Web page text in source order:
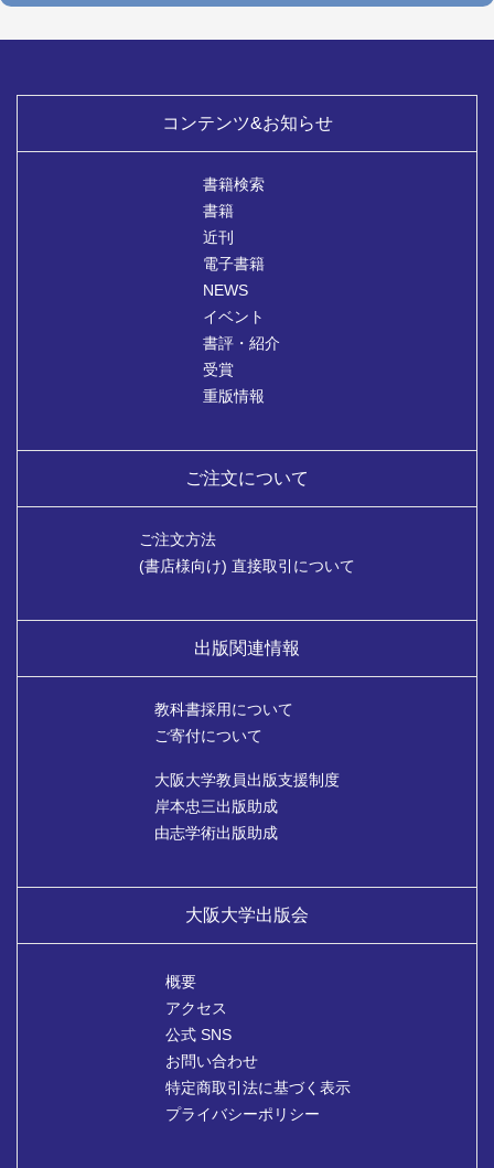
コンテンツ&お知らせ
書籍検索
書籍
近刊
電子書籍
NEWS
イベント
書評・紹介
受賞
重版情報
ご注文について
ご注文方法
(書店様向け) 直接取引について
出版関連情報
教科書採用について
ご寄付について
大阪大学教員出版支援制度
岸本忠三出版助成
由志学術出版助成
大阪大学出版会
概要
アクセス
公式 SNS
お問い合わせ
特定商取引法に基づく表示
プライバシーポリシー